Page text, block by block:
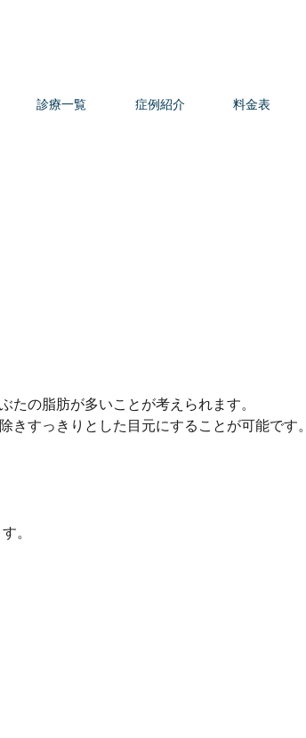
診療一覧 症例紹介 料金表
たの脂肪が多いことが考えられます。
きすっきりとした目元にすることが可能です。
。